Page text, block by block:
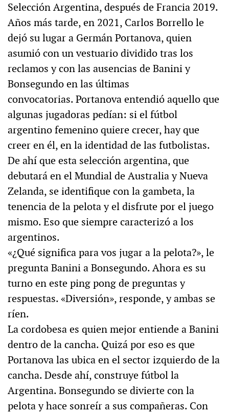
Selección Argentina, después de Francia 2019.
Años más tarde, en 2021, Carlos Borrello le
dejó su lugar a Germán Portanova, quien
asumió con un vestuario dividido tras los
reclamos y con las ausencias de Banini y
Bonsegundo en las últimas
convocatorias. Portanova entendió aquello que
algunas jugadoras pedían: si el fútbol
argentino femenino quiere crecer, hay que
creer en él, en la identidad de las futbolistas.
De ahí que esta selección argentina, que
debutará en el Mundial de Australia y Nueva
Zelanda, se identifique con la gambeta, la
tenencia de la pelota y el disfrute por el juego
mismo. Eso que siempre caracterizó a los
argentinos.
«¿Qué significa para vos jugar a la pelota?», le
pregunta Banini a Bonsegundo. Ahora es su
turno en este ping pong de preguntas y
respuestas. «Diversión», responde, y ambas se
ríen.
La cordobesa es quien mejor entiende a Banini
dentro de la cancha. Quizá por eso es que
Portanova las ubica en el sector izquierdo de la
cancha. Desde ahí, construye fútbol la
Argentina. Bonsegundo se divierte con la
pelota y hace sonreír a sus compañeras. Con